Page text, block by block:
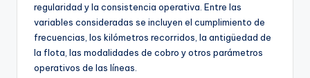
regularidad y la consistencia operativa. Entre las
variables consideradas se incluyen el cumplimiento de
frecuencias, los kilómetros recorridos, la antigüedad de
la flota, las modalidades de cobro y otros parámetros
operativos de las líneas.